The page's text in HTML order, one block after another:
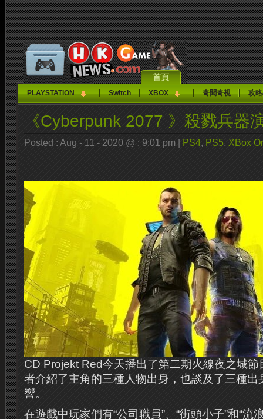
首頁
PLAYSTATION Switch XBOX 奇聞奇視 攻
《Cyberpunk 2077 》殺戮兵器
Posted : Aug - 11 - 2020 @ : 9:01 pm | PS4, PS5, XBox
CD Projekt Red今天播出了第二期火線夜之城
者介紹了主角的三種人物出身，也談及了三種出
響。
在遊戲中玩家們有“公司職員”、“街頭小子”和“流